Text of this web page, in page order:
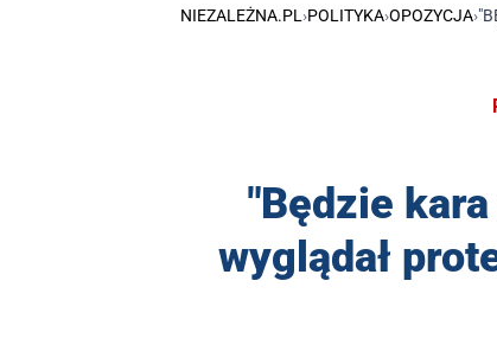
NIEZALEŻNA.PL ›POLITYKA›OPOZYCJA›
"Będzie
wyglądał